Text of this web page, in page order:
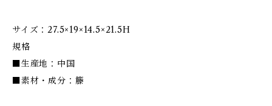
サイズ：27.5×19×14.5×21.5H
規格
■生産地：中国
■素材・成分：籐